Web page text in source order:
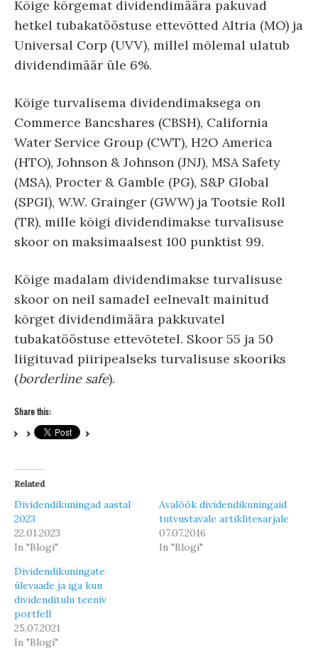
Kõige kõrgemat dividendimäära pakuvad
hetkel tubakatööstuse ettevõtted Altria (MO) ja
Universal Corp (UVV), millel mõlemal ulatub
dividendimäär üle 6%.
Kõige turvalisema dividendimaksega on
Commerce Bancshares (CBSH), California
Water Service Group (CWT), H2O America
(HTO), Johnson & Johnson (JNJ), MSA Safety
(MSA), Procter & Gamble (PG), S&P Global
(SPGI), W.W. Grainger (GWW) ja Tootsie Roll
(TR), mille kõigi dividendimakse turvalisuse
skoor on maksimaalsest 100 punktist 99.
Kõige madalam dividendimakse turvalisuse
skoor on neil samadel eelnevalt mainitud
kõrget dividendimäära pakkuvatel
tubakatööstuse ettevõtetel. Skoor 55 ja 50
liigituvad piiripealseks turvalisuse skooriks
(borderline safe).
Share this:
Related
Dividendikuningad aastal
2023
22.01.2023
In "Blogi"
Avalöök dividendikuningaid
tutvustavale artiklitesarjale
07.07.2016
In "Blogi"
Dividendikuningate
ülevaade ja iga kuu
dividenditulu teeniv
portfell
25.07.2021
In "Blogi"